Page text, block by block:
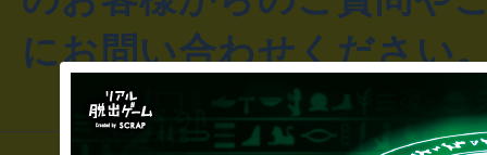
にお問い合わせください